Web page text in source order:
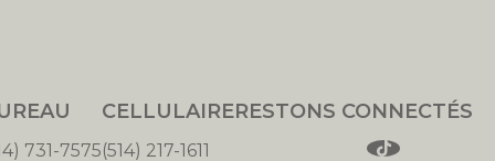
731-7575
CELLULAIRE
(514) 217-1611
RESTONS CONNECTÉS